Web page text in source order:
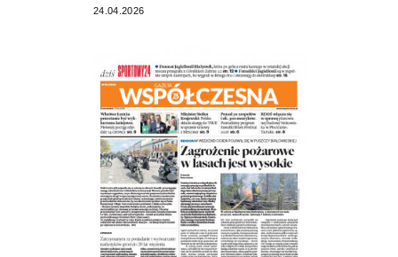
24.04.2026